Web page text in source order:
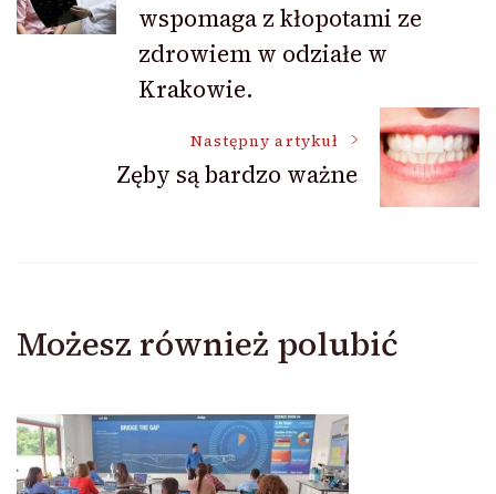
wspomaga z kłopotami ze
zdrowiem w odziałe w
Krakowie.
Następny artykuł
Zęby są bardzo ważne
Możesz również polubić